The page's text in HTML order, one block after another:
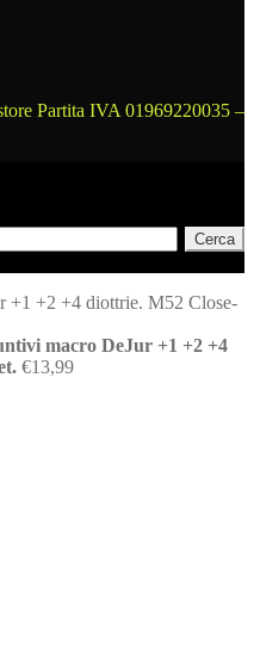
Partita IVA 01969220035 –
Cerca
macro DeJur +1 +2 +4
€13,99